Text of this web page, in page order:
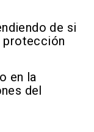
de si
protección
en la
del